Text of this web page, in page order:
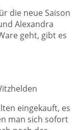
die neue Saison
Alexandra
geht, gibt es
eingekauft, es
man sich sofort